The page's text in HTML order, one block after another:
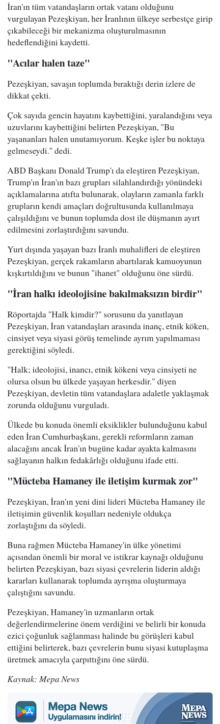
İran'ın tüm vatandaşların ortak vatanı olduğunu
vurgulayan Pezeşkiyan, her İranlının ülkeye serbestçe girip
çıkabileceği bir mekanizma oluşturulmasının
hedeflendiğini kaydetti.
"Acılar halen taze"
Pezeşkiyan, savaşın toplumda bıraktığı derin izlere de
dikkat çekti.
Çok sayıda gencin hayatını kaybettiğini, yaralandığını veya
uzuvlarını kaybettiğini belirten Pezeşkiyan, "Bu
yaşananları halen unutamıyorum. Keşke işler bu noktaya
gelmeseydi." dedi.
ABD Başkanı Donald Trump'ı da eleştiren Pezeşkiyan,
Trump'ın İran'ın bazı grupları silahlandırdığı yönündeki
açıklamalarına atıfta bulunarak, olayların zamanla farklı
grupların kendi amaçları doğrultusunda kullanılmaya
çalışıldığını ve bunun toplumda dost ile düşmanın ayırt
edilmesini zorlaştırdığını savundu.
Yurt dışında yaşayan bazı İranlı muhalifleri de eleştiren
Pezeşkiyan, gerçek rakamların abartılarak kamuoyunun
kışkırtıldığını ve bunun "ihanet" olduğunu öne sürdü.
"İran halkı ideolojisine bakılmaksızın birdir"
Röportajda "Halk kimdir?" sorusunu da yanıtlayan
Pezeşkiyan, İran vatandaşları arasında inanç, etnik köken,
cinsiyet veya siyasi görüş temelinde ayrım yapılmaması
gerektiğini söyledi.
"Halk; ideolojisi, inancı, etnik kökeni veya cinsiyeti ne
olursa olsun bu ülkede yaşayan herkesdir." diyen
Pezeşkiyan, devletin tüm vatandaşlara adaletle yaklaşmak
zorunda olduğunu vurguladı.
Ülkede bu konuda önemli eksiklikler bulunduğunu kabul
eden İran Cumhurbaşkanı, gerekli reformların zaman
alacağını ancak İran'ın bugüne kadar ayakta kalmasını
sağlayanın halkın fedakârlığı olduğunu ifade etti.
"Mücteba Hamaney ile iletişim kurmak zor"
Pezeşkiyan, İran'ın yeni dini lideri Mücteba Hamaney ile
iletişimin güvenlik koşulları nedeniyle oldukça
zorlaştığını da söyledi.
Buna rağmen Mücteba Hamaney'in ülke yönetimi
açısından önemli bir moral ve istikrar kaynağı olduğunu
belirten Pezeşkiyan, bazı siyasi çevrelerin liderin aldığı
kararları kullanarak toplumda ayrışma oluşturmaya
çalıştığını savundu.
Pezeşkiyan, Hamaney'in uzmanların ortak
değerlendirmelerine önem verdiğini ve belirli bir konuda
ezici çoğunluk sağlanması halinde bu görüşleri kabul
ettiğini belirterek, bazı çevrelerin bunu siyasi kutuplaşma
üretmek amacıyla çarpıttığını öne sürdü.
Kaynak: Mepa News